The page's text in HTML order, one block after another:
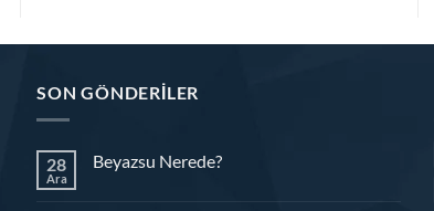
SON GÖNDERILER
28
Ara
Beyazsu Nerede?